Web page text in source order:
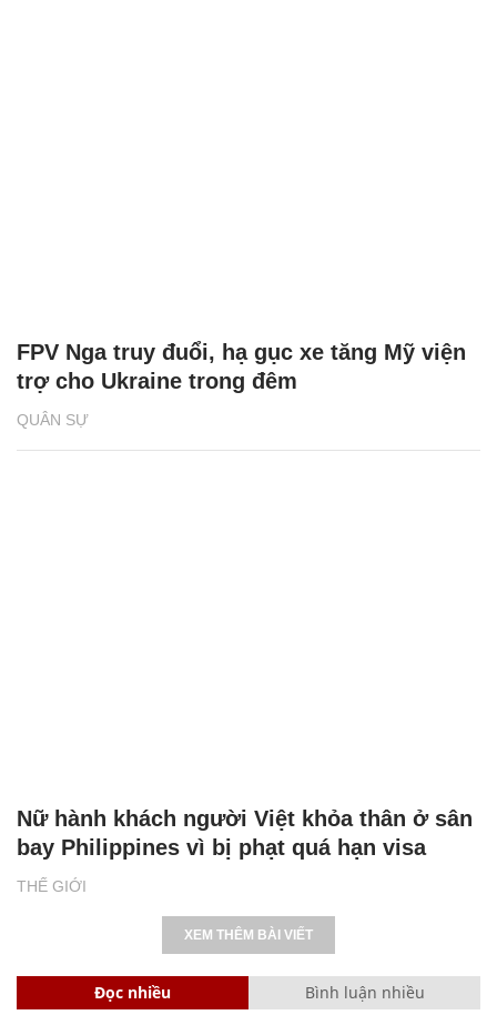
QUÂN SỰ
FPV Nga truy đuổi, hạ gục xe tăng Mỹ viện
trợ cho Ukraine trong đêm
THẾ GIỚI
Nữ hành khách người Việt khỏa thân ở sân
bay Philippines vì bị phạt quá hạn visa
XEM THÊM BÀI VIẾT
Đọc nhiều Bình luận nhiều